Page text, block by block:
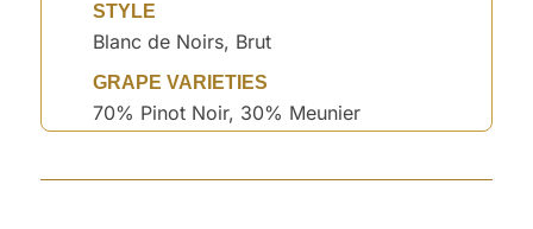
STYLE
Blanc de Noirs, Brut
GRAPE VARIETIES
70% Pinot Noir, 30% Meunier